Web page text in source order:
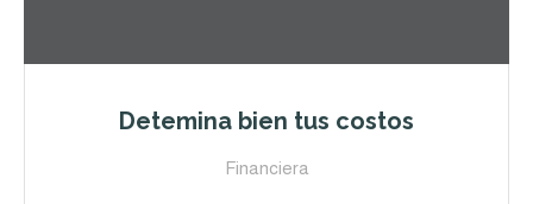
Detemina bien tus costos
Financiera